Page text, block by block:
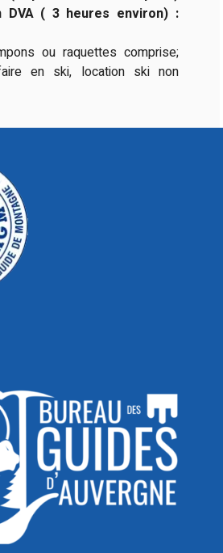
DVA ( 3 heures environ) :
ou raquettes comprise;
en ski, location ski non